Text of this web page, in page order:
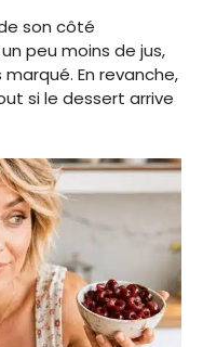
son côté
peu moins de jus,
En revanche,
si le dessert arrive